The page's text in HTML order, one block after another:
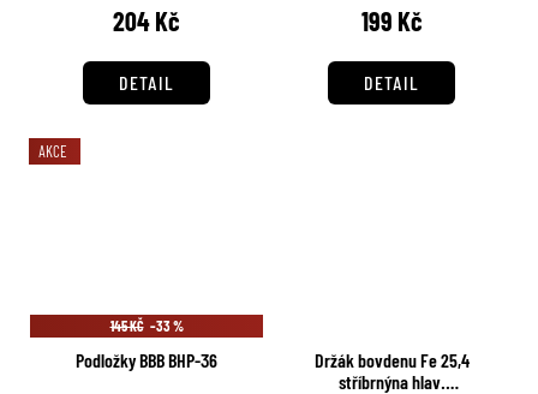
204 Kč
DETAIL
199 Kč
DETAIL
AKCE
145 KČ –33 %
Podložky BBB BHP-36
Držák bovdenu Fe 25,4
stříbrnýna hlav.